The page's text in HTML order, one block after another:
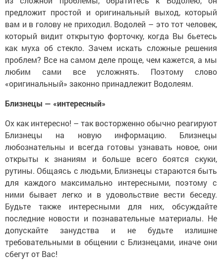
предложит простой и оригинальный выход, который
вам и в голову не приходил. Водолей – это тот человек,
который видит открытую форточку, когда Вы бьетесь
как муха об стекло. Зачем искать сложные решения
проблем? Все на самом деле проще, чем кажется, а мы
любим сами все усложнять. Поэтому слово
«оригинальный» законно принадлежит Водолеям.
Близнецы — «интересный»
Ох как интересно! – так восторженно обычно реагируют
Близнецы на новую информацию. Близнецы
любознательны и всегда готовы узнавать новое, они
открыты к знаниям и больше всего боятся скуки,
рутины. Общаясь с людьми, Близнецы стараются быть
для каждого максимально интересными, поэтому с
ними бывает легко и в удовольствие вести беседу.
Будьте также интересными для них, обсуждайте
последние новости и познавательные материалы. Не
допускайте занудства и не будьте излишне
требовательными в общении с Близнецами, иначе они
сбегут от Вас!